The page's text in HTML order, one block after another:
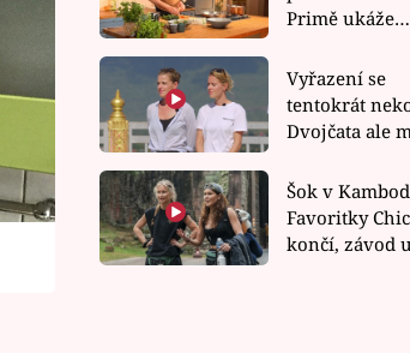
Primě ukáže
rychlé recepty
Vyřazení se
tentokrát
Dvojčata ale
závodu nůž
Šok v
Favoritky
končí, závod